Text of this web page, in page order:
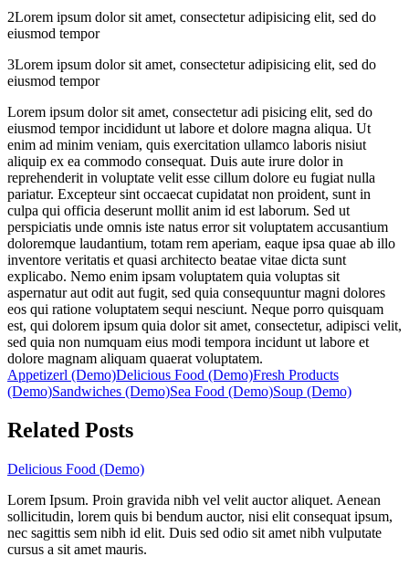
2Lorem ipsum dolor sit amet, consectetur adipisicing elit, sed do
eiusmod tempor
3Lorem ipsum dolor sit amet, consectetur adipisicing elit, sed do
eiusmod tempor
Lorem ipsum dolor sit amet, consectetur adi pisicing elit, sed do
eiusmod tempor incididunt ut labore et dolore magna aliqua. Ut
enim ad minim veniam, quis exercitation ullamco laboris nisiut
aliquip ex ea commodo consequat. Duis aute irure dolor in
reprehenderit in voluptate velit esse cillum dolore eu fugiat nulla
pariatur. Excepteur sint occaecat cupidatat non proident, sunt in
culpa qui officia deserunt mollit anim id est laborum. Sed ut
perspiciatis unde omnis iste natus error sit voluptatem accusantium
doloremque laudantium, totam rem aperiam, eaque ipsa quae ab illo
inventore veritatis et quasi architecto beatae vitae dicta sunt
explicabo. Nemo enim ipsam voluptatem quia voluptas sit
aspernatur aut odit aut fugit, sed quia consequuntur magni dolores
eos qui ratione voluptatem sequi nesciunt. Neque porro quisquam
est, qui dolorem ipsum quia dolor sit amet, consectetur, adipisci velit,
sed quia non numquam eius modi tempora incidunt ut labore et
dolore magnam aliquam quaerat voluptatem.
Appetizerl (Demo)Delicious Food (Demo)Fresh Products
(Demo)Sandwiches (Demo)Sea Food (Demo)Soup (Demo)
Related Posts
Delicious Food (Demo)
Lorem Ipsum. Proin gravida nibh vel velit auctor aliquet. Aenean
sollicitudin, lorem quis bi bendum auctor, nisi elit consequat ipsum,
nec sagittis sem nibh id elit. Duis sed odio sit amet nibh vulputate
cursus a sit amet mauris.